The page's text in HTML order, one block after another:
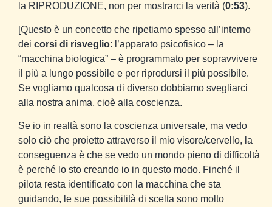
la RIPRODUZIONE, non per mostrarci la verità (0:53).
[Questo è un concetto che ripetiamo spesso all’interno
dei corsi di risveglio: l’apparato psicofisico – la
“macchina biologica” – è programmato per sopravvivere
il più a lungo possibile e per riprodursi il più possibile.
Se vogliamo qualcosa di diverso dobbiamo svegliarci
alla nostra anima, cioè alla coscienza.
Se io in realtà sono la coscienza universale, ma vedo
solo ciò che proietto attraverso il mio visore/cervello, la
conseguenza è che se vedo un mondo pieno di difficoltà
è perché lo sto creando io in questo modo. Finché il
pilota resta identificato con la macchina che sta
guidando, le sue possibilità di scelta sono molto